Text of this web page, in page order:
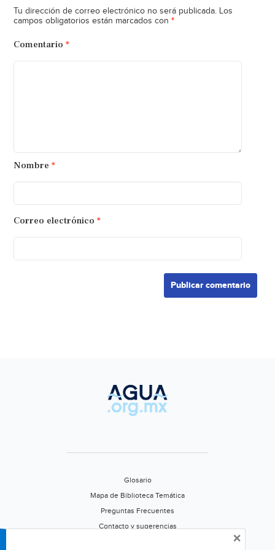
Tu dirección de correo electrónico no será publicada. Los
campos obligatorios están marcados con *
Comentario *
Nombre *
Correo electrónico *
Glosario
Mapa de Biblioteca Temática
Preguntas Frecuentes
Contacto y sugerencias
×